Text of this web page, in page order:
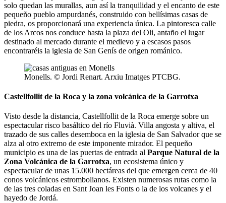
solo quedan las murallas, aun así la tranquilidad y el encanto de este
pequeño pueblo ampurdanés, construido con bellísimas casas de
piedra, os proporcionará una experiencia única. La pintoresca calle
de los Arcos nos conduce hasta la plaza del Oli, antaño el lugar
destinado al mercado durante el medievo y a escasos pasos
encontraréis la iglesia de San Genís de origen románico.
Monells. © Jordi Renart. Arxiu Imatges PTCBG.
Castellfollit de la Roca y la zona volcánica de la Garrotxa
Visto desde la distancia, Castellfollit de la Roca emerge sobre un
espectacular risco basáltico del río Fluvià. Villa angosta y altiva, el
trazado de sus calles desemboca en la iglesia de San Salvador que se
alza al otro extremo de este imponente mirador. El pequeño
municipio es una de las puertas de entrada al Parque Natural de la
Zona Volcánica de la Garrotxa, un ecosistema único y
espectacular de unas 15.000 hectáreas del que emergen cerca de 40
conos volcánicos estrombolianos. Existen numerosas rutas como la
de las tres coladas en Sant Joan les Fonts o la de los volcanes y el
hayedo de Jordá.